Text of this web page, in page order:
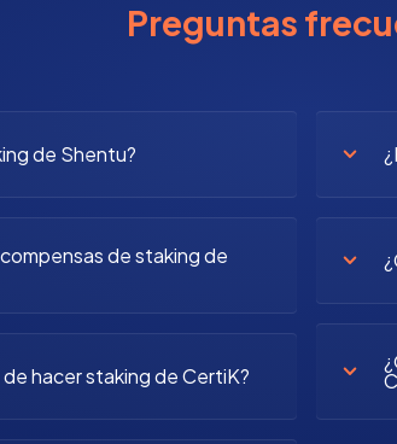
Preguntas
de Shentu?
de staking de
hacer staking de CertiK?